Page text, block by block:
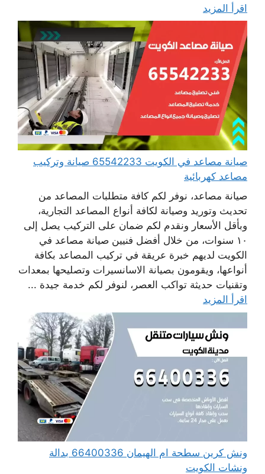
اقرأ المزيد
صيانة مصاعد في الكويت 65542233 صيانة وتركيب
مصاعد كهربائية
صيانة مصاعد، نوفر لكم كافة متطلبات المصاعد من
تحديث وتوريد وصيانة لكافة أنواع المصاعد التجارية،
وبأقل الأسعار ونقدم لكم ضمان على التركيب يصل إلى
١٠ سنوات، من خلال أفضل فنيين صيانة مصاعد في
الكويت لديهم خبرة عريقة في تركيب المصاعد بكافة
أنواعها، ويقومون بصيانة الاسانسيرات وتصليحها بمعدات
وتقنيات حديثة تواكب العصر، لنوفر لكم خدمة جيدة ...
اقرأ المزيد
ونش كرين سطحة ام الهيمان 66400336 بدالة
ونشات الكويت